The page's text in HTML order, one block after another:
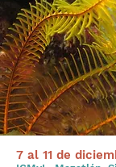
7 al 11 de